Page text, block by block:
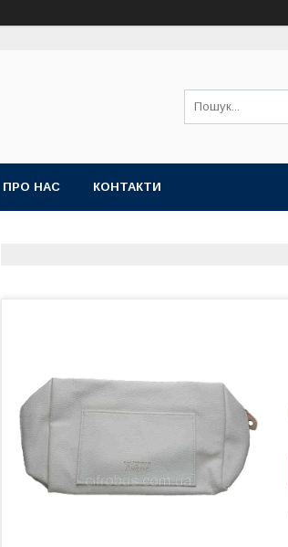
ПРО НАС КОНТАКТИ